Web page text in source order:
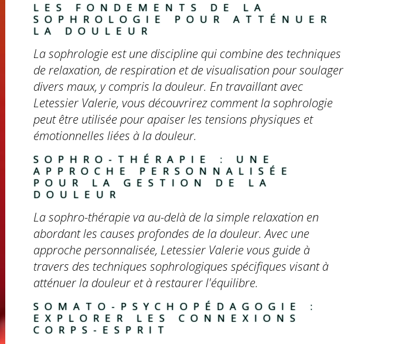
LES FONDEMENTS DE LA
SOPHROLOGIE POUR ATTÉNUER
LA DOULEUR
La sophrologie est une discipline qui combine des techniques
de relaxation, de respiration et de visualisation pour soulager
divers maux, y compris la douleur. En travaillant avec
Letessier Valerie, vous découvrirez comment la sophrologie
peut être utilisée pour apaiser les tensions physiques et
émotionnelles liées à la douleur.
SOPHRO-THÉRAPIE : UNE
APPROCHE PERSONNALISÉE
POUR LA GESTION DE LA
DOULEUR
La sophro-thérapie va au-delà de la simple relaxation en
abordant les causes profondes de la douleur. Avec une
approche personnalisée, Letessier Valerie vous guide à
travers des techniques sophrologiques spécifiques visant à
atténuer la douleur et à restaurer l'équilibre.
SOMATO-PSYCHOPÉDAGOGIE :
EXPLORER LES CONNEXIONS
CORPS-ESPRIT